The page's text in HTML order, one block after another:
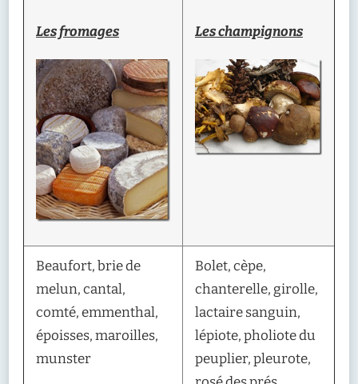
Les fromages Les champignons
Beaufort, brie de
melun, cantal,
comté, emmenthal,
époisses, maroilles,
munster
Bolet, cèpe,
chanterelle, girolle,
lactaire sanguin,
lépiote, pholiote du
peuplier, pleurote,